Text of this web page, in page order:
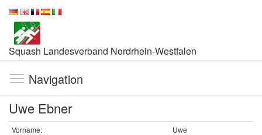
Squash Landesverband Nordrhein-Westfalen
Navigation
Uwe Ebner
Vorname:
Uwe